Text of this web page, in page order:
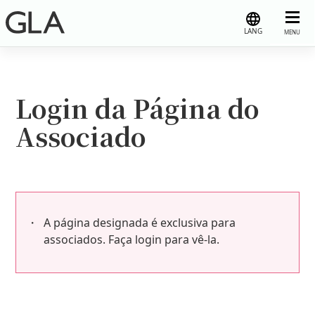
MENU
LANG
Login da Página do
Associado
A página designada é exclusiva para
associados. Faça login para vê-la.